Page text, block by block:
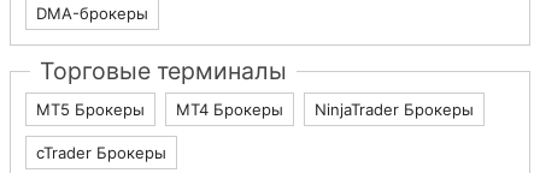
DMA-брокеры
Торговые терминалы
МТ5 Брокеры МТ4 Брокеры NinjaTrader Брокеры
cTrader Брокеры